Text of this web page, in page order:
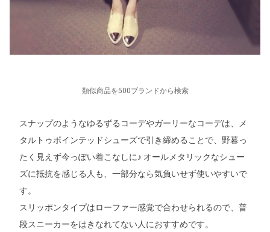
類似商品を500ブランドから検索
スナップのようなゆるずるコーデやガーリーなコーデは、メ
タルトゥポインテッドシューズで引き締めることで、野暮っ
たく見えず今っぽい着こなしに♪ オールメタリックなシュー
ズに抵抗を感じる人も、一部分なら気負いせず使いやすいで
す。
スリッポンタイプはローファー感覚で合わせられるので、普
段スニーカーをはきなれてない人におすすめです。